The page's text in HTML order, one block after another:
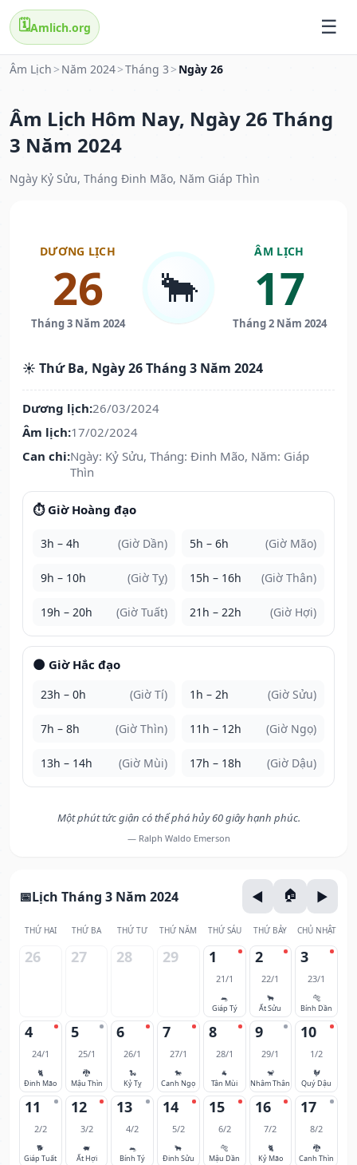
🗓️Amlich.org
Âm Lịch > Năm 2024>Tháng 3 > Ngày 26
Âm Lịch Hôm Nay, Ngày 26 Tháng
3 Năm 2024
Ngày Kỷ Sửu, Tháng Đinh Mão, Năm Giáp Thìn
DƯƠNG LỊCH
26
Tháng 3 Năm 2024
🐂
ÂM LỊCH
17
Tháng 2 Năm 2024
☀️ Thứ Ba, Ngày 26 Tháng 3 Năm 2024
Dương lịch:26/03/2024
Âm lịch:17/02/2024
Can chi:Ngày: Kỷ Sửu, Tháng: Đinh Mão, Năm: Giáp
Thìn
⏱️ Giờ Hoàng đạo
3h – 4h (Giờ Dần) 5h – 6h (Giờ Mão)
9h – 10h (Giờ Tỵ) 15h – 16h (Giờ Thân)
19h – 20h (Giờ Tuất) 21h – 22h (Giờ Hợi)
🌑 Giờ Hắc đạo
23h – 0h (Giờ Tí) 1h – 2h (Giờ Sửu)
7h – 8h (Giờ Thìn) 11h – 12h (Giờ Ngọ)
13h – 14h (Giờ Mùi) 17h – 18h (Giờ Dậu)
Một phút tức giận có thể phá hủy 60 giây hạnh phúc.
— Ralph Waldo Emerson
Lịch Tháng 3 Năm 2024
THỨ HAI THỨ BA THỨ TƯ THỨ NĂM THỨ SÁU THỨ BẢY CHỦ NHẬT
26 27 28 29 1
21/1
🐀
Giáp Tý
2
22/1
🐂
Ất Sửu
3
23/1
🐅
Bính Dần
4
24/1
🐈
Đinh Mão
5
25/1
🐉
Mậu Thìn
6
26/1
🐍
Kỷ Tỵ
7
27/1
🐎
Canh Ngọ
8
28/1
🐐
Tân Mùi
9
29/1
🐒
Nhâm Thân
10
1/2
🐓
Quý Dậu
11
2/2
🐕
Giáp Tuất
12
3/2
🐖
Ất Hợi
13
4/2
🐀
Bính Tý
14
5/2
🐂
Đinh Sửu
15
6/2
🐅
Mậu Dần
16
7/2
🐈
Kỷ Mão
17
8/2
🐉
Canh Thìn